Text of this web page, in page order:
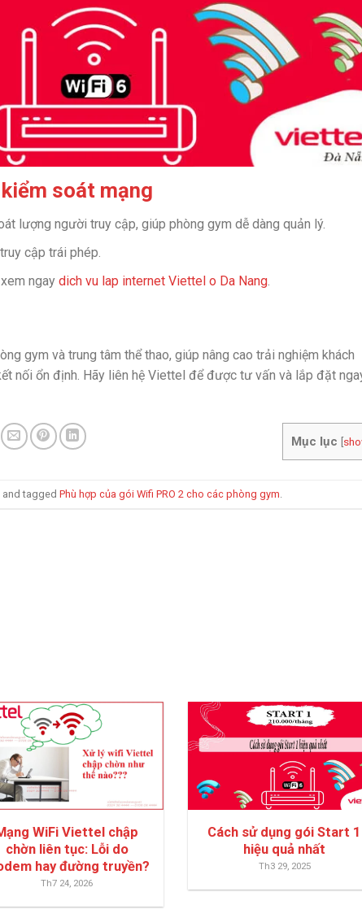
soát mạng
lượng người truy cập, giúp phòng gym dễ dàng quản lý.
cập trái phép.
ngay dich vu lap internet Viettel o Da Nang.
gym và trung tâm thể thao, giúp nâng cao trải nghiệm khách
nối ổn định. Hãy liên hệ Viettel để được tư vấn và lắp đặt
Mục lục [
and tagged Phù hợp của gói Wifi PRO 2 cho các phòng gym
WiFi Viettel chập
chờn liên tục: Lỗi do
hay đường truyền?
Th7 24, 2026
Cách sử dụng gói Start 1
hiệu quả nhất
Th3 29, 2025